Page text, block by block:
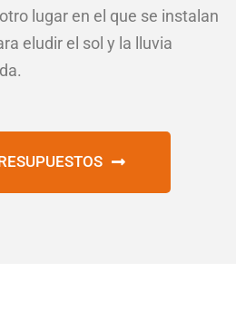
lugar en el que se instalan
eludir el sol y la lluvia